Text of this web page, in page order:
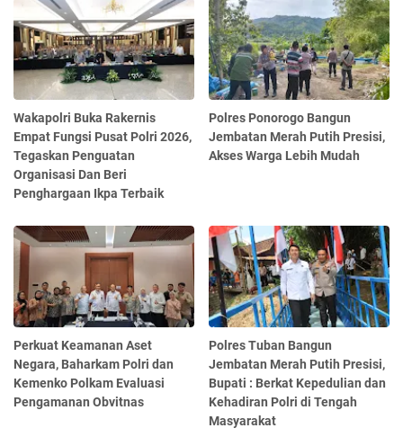
Wakapolri Buka Rakernis
Empat Fungsi Pusat Polri 2026,
Tegaskan Penguatan
Organisasi Dan Beri
Penghargaan Ikpa Terbaik
Polres Ponorogo Bangun
Jembatan Merah Putih Presisi,
Akses Warga Lebih Mudah
Perkuat Keamanan Aset
Negara, Baharkam Polri dan
Kemenko Polkam Evaluasi
Pengamanan Obvitnas
Polres Tuban Bangun
Jembatan Merah Putih Presisi,
Bupati : Berkat Kepedulian dan
Kehadiran Polri di Tengah
Masyarakat